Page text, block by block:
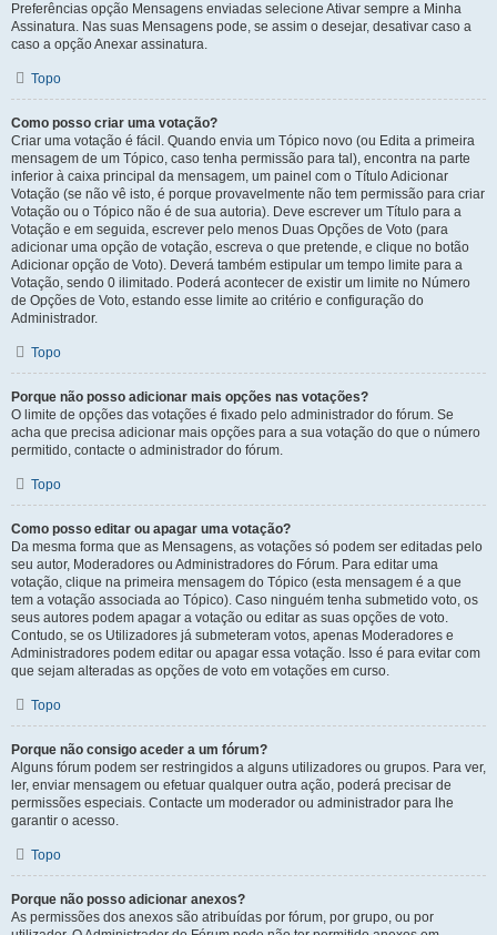
Preferências opção Mensagens enviadas selecione Ativar sempre a Minha
Assinatura. Nas suas Mensagens pode, se assim o desejar, desativar caso a
caso a opção Anexar assinatura.
Topo
Como posso criar uma votação?
Criar uma votação é fácil. Quando envia um Tópico novo (ou Edita a primeira
mensagem de um Tópico, caso tenha permissão para tal), encontra na parte
inferior à caixa principal da mensagem, um painel com o Título Adicionar
Votação (se não vê isto, é porque provavelmente não tem permissão para criar
Votação ou o Tópico não é de sua autoria). Deve escrever um Título para a
Votação e em seguida, escrever pelo menos Duas Opções de Voto (para
adicionar uma opção de votação, escreva o que pretende, e clique no botão
Adicionar opção de Voto). Deverá também estipular um tempo limite para a
Votação, sendo 0 ilimitado. Poderá acontecer de existir um limite no Número
de Opções de Voto, estando esse limite ao critério e configuração do
Administrador.
Topo
Porque não posso adicionar mais opções nas votações?
O limite de opções das votações é fixado pelo administrador do fórum. Se
acha que precisa adicionar mais opções para a sua votação do que o número
permitido, contacte o administrador do fórum.
Topo
Como posso editar ou apagar uma votação?
Da mesma forma que as Mensagens, as votações só podem ser editadas pelo
seu autor, Moderadores ou Administradores do Fórum. Para editar uma
votação, clique na primeira mensagem do Tópico (esta mensagem é a que
tem a votação associada ao Tópico). Caso ninguém tenha submetido voto, os
seus autores podem apagar a votação ou editar as suas opções de voto.
Contudo, se os Utilizadores já submeteram votos, apenas Moderadores e
Administradores podem editar ou apagar essa votação. Isso é para evitar com
que sejam alteradas as opções de voto em votações em curso.
Topo
Porque não consigo aceder a um fórum?
Alguns fórum podem ser restringidos a alguns utilizadores ou grupos. Para ver,
ler, enviar mensagem ou efetuar qualquer outra ação, poderá precisar de
permissões especiais. Contacte um moderador ou administrador para lhe
garantir o acesso.
Topo
Porque não posso adicionar anexos?
As permissões dos anexos são atribuídas por fórum, por grupo, ou por